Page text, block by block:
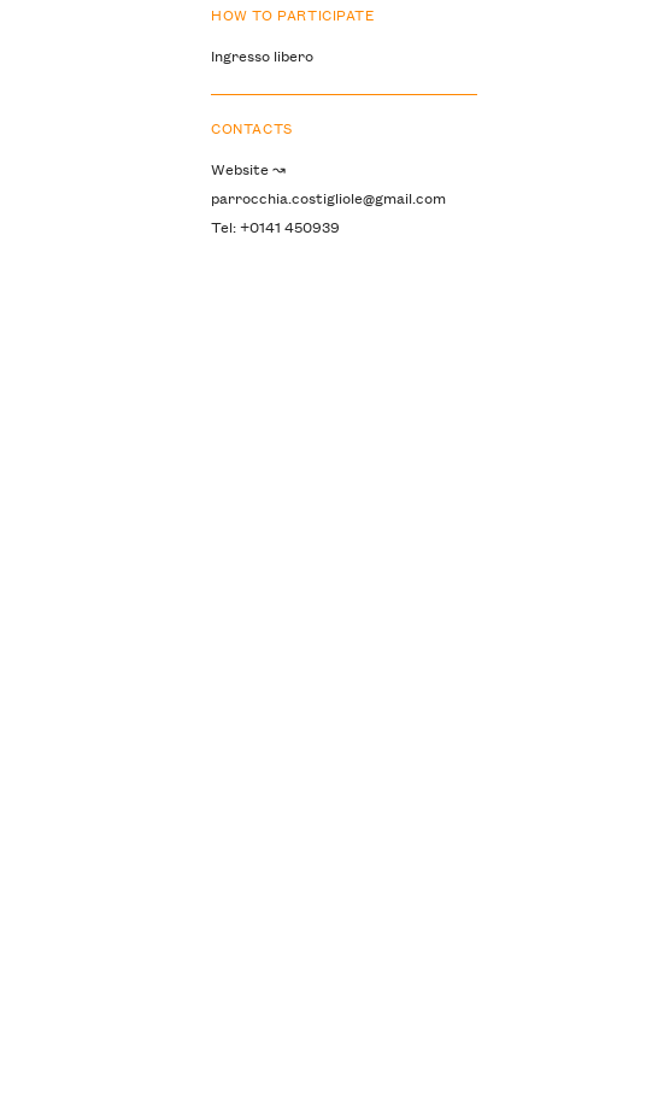
HOW TO PARTICIPATE
Ingresso libero
CONTACTS
Website ↝
parrocchia.costigliole@gmail.com
Tel: +0141 450939